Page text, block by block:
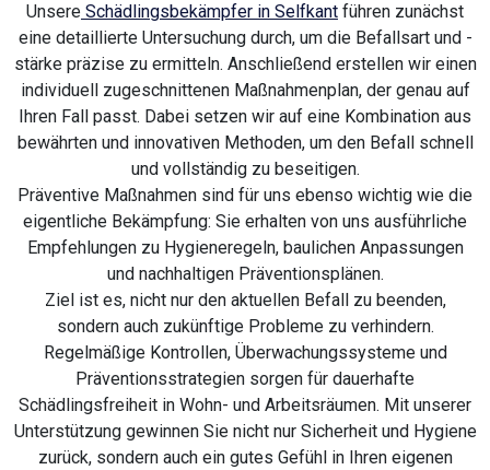
Unsere Schädlingsbekämpfer in Selfkant führen zunächst
eine detaillierte Untersuchung durch, um die Befallsart und -
stärke präzise zu ermitteln. Anschließend erstellen wir einen
individuell zugeschnittenen Maßnahmenplan, der genau auf
Ihren Fall passt. Dabei setzen wir auf eine Kombination aus
bewährten und innovativen Methoden, um den Befall schnell
und vollständig zu beseitigen.
Präventive Maßnahmen sind für uns ebenso wichtig wie die
eigentliche Bekämpfung: Sie erhalten von uns ausführliche
Empfehlungen zu Hygieneregeln, baulichen Anpassungen
und nachhaltigen Präventionsplänen.
Ziel ist es, nicht nur den aktuellen Befall zu beenden,
sondern auch zukünftige Probleme zu verhindern.
Regelmäßige Kontrollen, Überwachungssysteme und
Präventionsstrategien sorgen für dauerhafte
Schädlingsfreiheit in Wohn- und Arbeitsräumen. Mit unserer
Unterstützung gewinnen Sie nicht nur Sicherheit und Hygiene
zurück, sondern auch ein gutes Gefühl in Ihren eigenen